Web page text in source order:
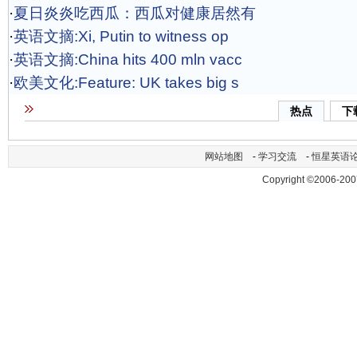
·夏日炎炎吃西瓜：西瓜对健康居然有
·英语文摘:Xi, Putin to witness op
·英语文摘:China hits 400 mln vacc
·欧美文化:Feature: UK takes big s
热点 下
网站地图 - 学习交流 -恒星英语
Copyright ©2006-